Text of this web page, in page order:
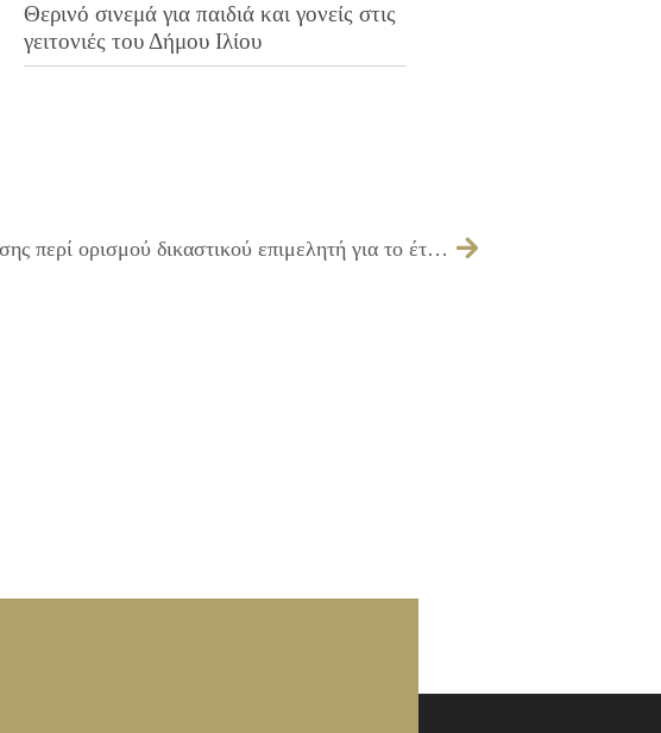
Θερινό σινεμά για παιδιά και γονείς στις
γειτονιές του Δήμου Ιλίου
133/2025 – λήψη απόφασης περί ορισμού δικαστικού επιμελητή για το έτος 2025 για τις επιδόσεις των δικογράφων και εγγράφων του Δήμου